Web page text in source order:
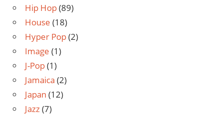
Hip Hop(89)
House (18)
Hyper Pop(2)
Image (1)
J-Pop(1)
Jamaica (2)
Japan (12)
Jazz(7)